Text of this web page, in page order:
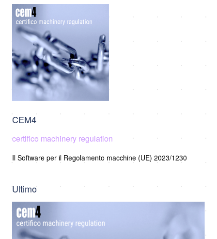
CEM4
certifico machinery regulation
Il Software per il Regolamento macchine (UE) 2023/1230
Ultimo